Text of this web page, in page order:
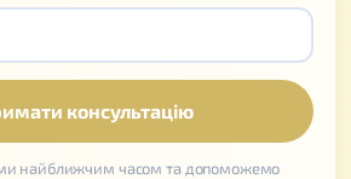
найближчим часом та допоможемо